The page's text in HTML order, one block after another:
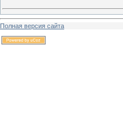
Полная версия сайта